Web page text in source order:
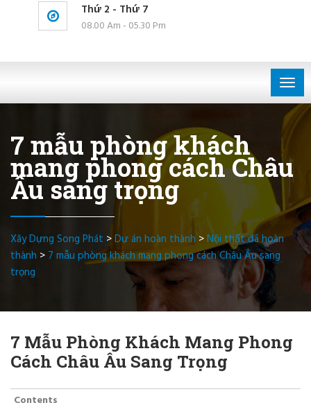
Thứ 2 - Thứ 7
08.00 Am - 05.30 Pm
7 mẫu phòng khách
mang phong cách Châu
Âu sang trọng
Xây Dựng Song Phát >Dự án hoàn thành >Nội thất đã hoàn
thành > 7 mẫu phòng khách mang phong cách Châu Âu sang
trọng
7 Mẫu Phòng Khách Mang Phong
Cách Châu Âu Sang Trọng